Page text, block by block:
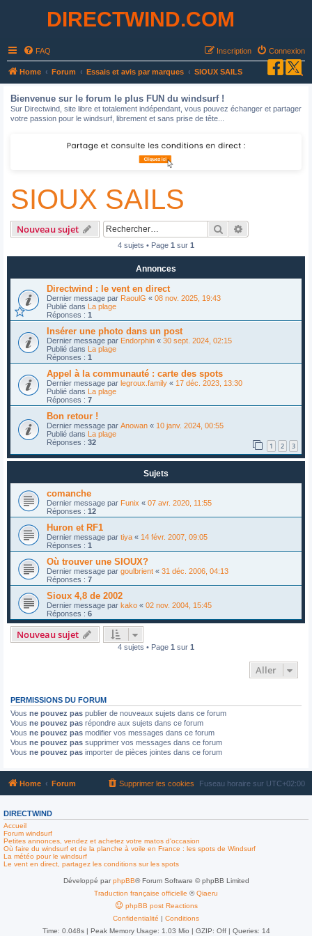
DIRECTWIND.COM
FAQ Connexion
Inscription
Home Forum Essais et avis par marques SIOUX SAILS
Bienvenue sur le forum le plus FUN du windsurf !
Sur Directwind, site libre et totalement indépendant, vous pouvez échanger et partager
votre passion pour le windsurf, librement et sans prise de tête...
SIOUX SAILS
Nouveau sujet Rechercher
4 sujets • Page 1 sur 1
Annonces
Directwind : le vent en direct
Dernier message par RaoulG « 08 nov. 2025, 19:43
Publié dans La plage
Réponses : 1
Insérer une photo dans un post
Dernier message par Endorphin « 30 sept. 2024, 02:15
Publié dans La plage
Réponses : 1
Appel à la communauté : carte des spots
Dernier message par legroux.family « 17 déc. 2023, 13:30
Publié dans La plage
Réponses : 7
Bon retour !
Dernier message par Anowan « 10 janv. 2024, 00:55
Publié dans La plage
Réponses : 32 1 2 3
Sujets
comanche
Dernier message par Funix « 07 avr. 2020, 11:55
Réponses : 12
Huron et RF1
Dernier message par tiya « 14 févr. 2007, 09:05
Réponses : 1
Où trouver une SIOUX?
Dernier message par goulbrient « 31 déc. 2006, 04:13
Réponses : 7
Sioux 4,8 de 2002
Dernier message par kako « 02 nov. 2004, 15:45
Réponses : 6
Nouveau sujet
4 sujets • Page 1 sur 1
Aller
PERMISSIONS DU FORUM
Vous ne pouvez pas publier de nouveaux sujets dans ce forum
Vous ne pouvez pas répondre aux sujets dans ce forum
Vous ne pouvez pas modifier vos messages dans ce forum
Vous ne pouvez pas supprimer vos messages dans ce forum
Vous ne pouvez pas importer de pièces jointes dans ce forum
Home Forum Fuseau horaire sur UTC+02:00
Supprimer les cookies
DIRECTWIND
Accueil
Forum windsurf
Petites annonces, vendez et achetez votre matos d'occasion
Où faire du windsurf et de la planche à voile en France : les spots de Windsurf
La météo pour le windsurf
Le vent en direct, partagez les conditions sur les spots
Développé parphpBB® Forum Software © phpBB Limited
Traduction française officielle ©Qiaeru
phpBB post Reactions
Confidentialité | Conditions
Time: 0.048s| Peak Memory Usage: 1.03 Mio | GZIP: Off | Queries: 14